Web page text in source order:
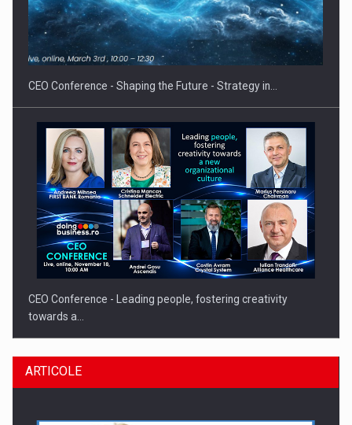
Fondul de investitii BoldMind si echipa de management a…
CEO Conference - Shaping the Future - Strategy in…
CEO Conference - Leading people, fostering creativity
towards a…
ARTICOLE